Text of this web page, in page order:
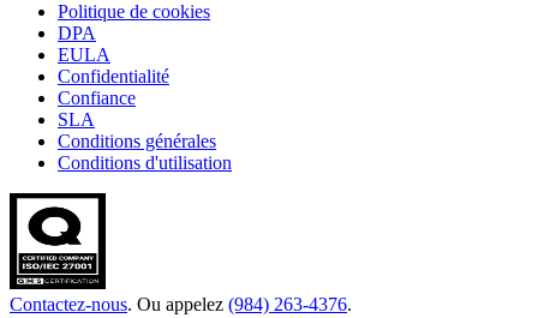
Politique de cookies
DPA
EULA
Confidentialité
Confiance
SLA
Conditions générales
Conditions d'utilisation
Contactez-nous. Ou appelez (984) 263-4376.